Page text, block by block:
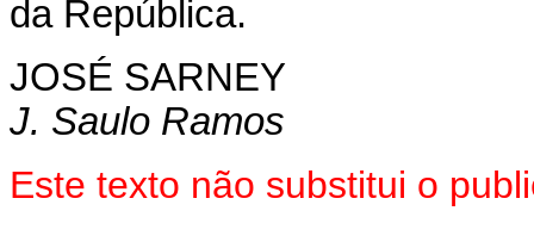
da República.
JOSÉ SARNEY
J. Saulo Ramos
Este texto não substitui o